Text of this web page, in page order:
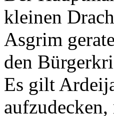
kleinen
Asgrim
den
Es gilt